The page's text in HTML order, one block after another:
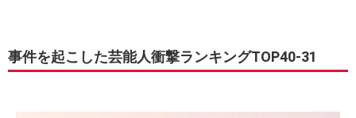
事件を起こした芸能人衝撃ランキングTOP40-31